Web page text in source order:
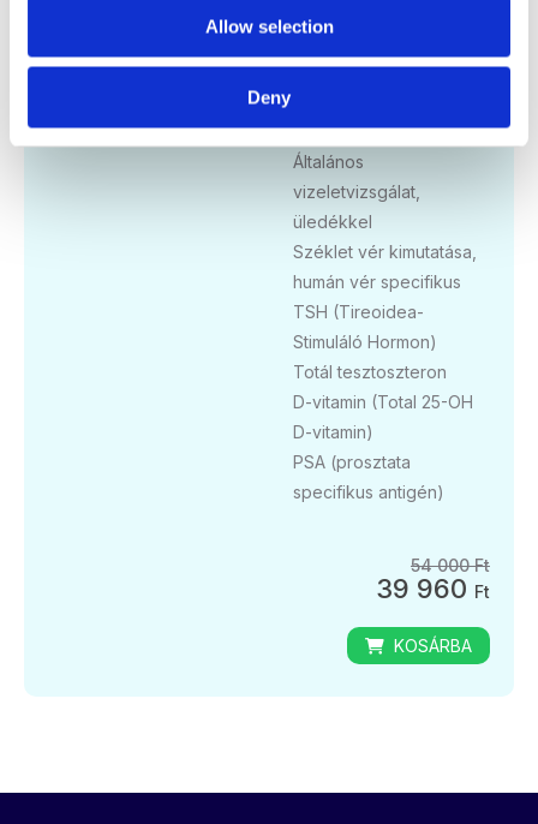
Allow selection
Deny
(We)
B12-vitamin
Általános
vizeletvizsgálat,
üledékkel
Széklet vér kimutatása,
humán vér specifikus
TSH (Tireoidea-
Stimuláló Hormon)
Totál tesztoszteron
D-vitamin (Total 25-OH
D-vitamin)
PSA (prosztata
specifikus antigén)
54 000 Ft
39 960 Ft
KOSÁRBA